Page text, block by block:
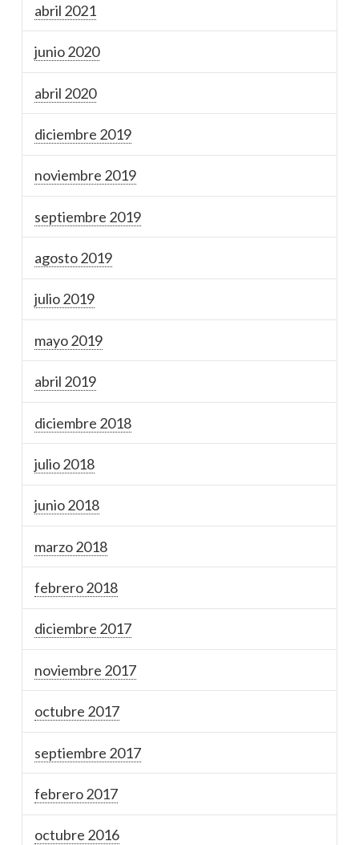
abril 2021
junio 2020
abril 2020
diciembre 2019
noviembre 2019
septiembre 2019
agosto 2019
julio 2019
mayo 2019
abril 2019
diciembre 2018
julio 2018
junio 2018
marzo 2018
febrero 2018
diciembre 2017
noviembre 2017
octubre 2017
septiembre 2017
febrero 2017
octubre 2016